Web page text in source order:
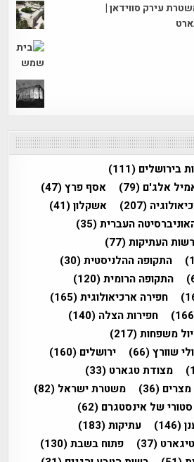
עירק סווידאן |
בירושלים (111)
אלג'ם (79) אסף פרץ(47)
(207) אשקלון(41)
העברית(35)
העתיקות(77)
התקופה ההלניסטית(30)
התקופה הרומית(120)
חפירה ארכיאולוגית(165)
חפירות הצלה (140)
משפחות(217)
שוורץ(66) ירושלים (160)
מצודת טגארט (33)
מצרים (36) משטרת ישראל (82)
סטורי של אינסטגרם (62)
(146) עתיקות(183)
(37) פתוח בשבת(130)